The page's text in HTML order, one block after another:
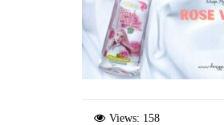
Views: 158